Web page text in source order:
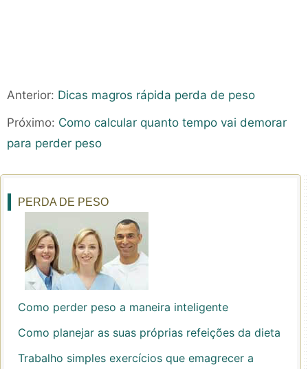
Anterior: Dicas magros rápida perda de peso
Próximo: Como calcular quanto tempo vai demorar
para perder peso
PERDA DE PESO
Como perder peso a maneira inteligente
Como planejar as suas próprias refeições da dieta
Trabalho simples exercícios que emagrecer a